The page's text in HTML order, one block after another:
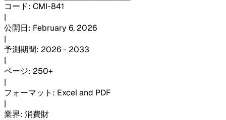
コード: CMI-841
|
公開日: February 6, 2026
|
予測期間: 2026 - 2033
|
ページ: 250+
|
フォーマット : Excel and PDF
|
業界: 消費財